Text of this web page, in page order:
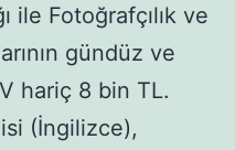
ile Fotoğrafçılık ve
gündüz ve
hariç 8 bin TL.
(İngilizce),